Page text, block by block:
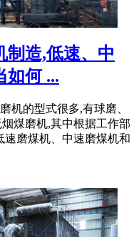
制造,低速、中
如何 ...
机的型式很多,有球磨、
煤磨机,其中根据工作部
磨煤机、中速磨煤机和